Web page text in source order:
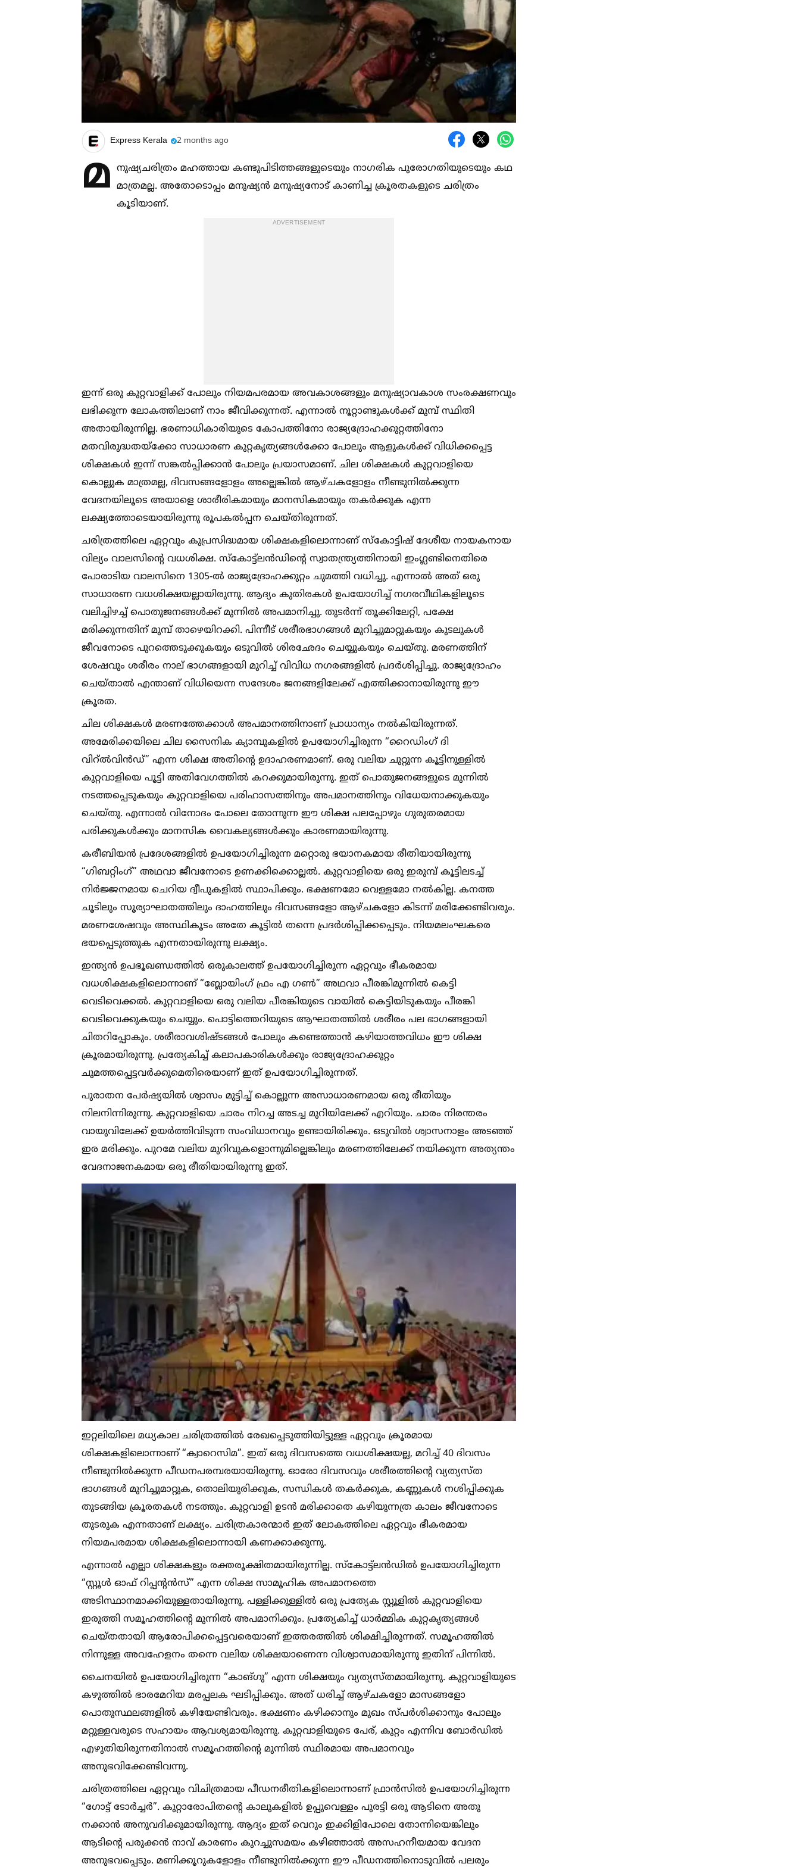
Express Kerala 2 months ago
മ നുഷ്യചരിത്രം മഹത്തായ കണ്ടുപിടിത്തങ്ങളുടെയും നാഗരിക പുരോഗതിയുടെയും കഥ
മാത്രമല്ല. അതോടൊപ്പം മനുഷ്യൻ മനുഷ്യനോട് കാണിച്ച ക്രൂരതകളുടെ ചരിത്രം
കൂടിയാണ്.
ADVERTISEMENT
ഇന്ന് ഒരു കുറ്റവാളിക്ക് പോലും നിയമപരമായ അവകാശങ്ങളും മനുഷ്യാവകാശ സംരക്ഷണവും
ലഭിക്കുന്ന ലോകത്തിലാണ് നാം ജീവിക്കുന്നത്. എന്നാല്‍ നൂറ്റാണ്ടുകള്‍ക്ക് മുമ്പ് സ്ഥിതി
അതായിരുന്നില്ല. ഭരണാധികാരിയുടെ കോപത്തിനോ രാജ്യദ്രോഹക്കുറ്റത്തിനോ
മതവിരുദ്ധതയ്ക്കോ സാധാരണ കുറ്റകൃത്യങ്ങള്‍ക്കോ പോലും ആളുകള്‍ക്ക് വിധിക്കപ്പെട്ട
ശിക്ഷകള്‍ ഇന്ന് സങ്കല്‍പ്പിക്കാൻ പോലും പ്രയാസമാണ്. ചില ശിക്ഷകള്‍ കുറ്റവാളിയെ
കൊല്ലുക മാത്രമല്ല, ദിവസങ്ങളോളം അല്ലെങ്കില്‍ ആഴ്ചകളോളം നീണ്ടുനില്‍ക്കുന്ന
വേദനയിലൂടെ അയാളെ ശാരീരികമായും മാനസികമായും തകർക്കുക എന്ന
ലക്ഷ്യത്തോടെയായിരുന്നു രൂപകല്‍പ്പന ചെയ്തിരുന്നത്.
ചരിത്രത്തിലെ ഏറ്റവും കുപ്രസിദ്ധമായ ശിക്ഷകളിലൊന്നാണ് സ്കോട്ടിഷ് ദേശീയ നായകനായ
വില്യം വാലസിന്റെ വധശിക്ഷ. സ്കോട്ട്ലൻഡിന്റെ സ്വാതന്ത്ര്യത്തിനായി ഇംഗ്ലണ്ടിനെതിരെ
പോരാടിയ വാലസിനെ 1305-ല്‍ രാജ്യദ്രോഹക്കുറ്റം ചുമത്തി വധിച്ചു. എന്നാല്‍ അത് ഒരു
സാധാരണ വധശിക്ഷയല്ലായിരുന്നു. ആദ്യം കുതിരകള്‍ ഉപയോഗിച്ച്‌ നഗരവീഥികളിലൂടെ
വലിച്ചിഴച്ച്‌ പൊതുജനങ്ങള്‍ക്ക് മുന്നില്‍ അപമാനിച്ചു. തുടർന്ന് തൂക്കിലേറ്റി, പക്ഷേ
മരിക്കുന്നതിന് മുമ്പ് താഴെയിറക്കി. പിന്നീട് ശരീരഭാഗങ്ങള്‍ മുറിച്ചുമാറ്റുകയും കുടലുകള്‍
ജീവനോടെ പുറത്തെടുക്കുകയും ഒടുവില്‍ ശിരഛേദം ചെയ്യുകയും ചെയ്തു. മരണത്തിന്
ശേഷവും ശരീരം നാല് ഭാഗങ്ങളായി മുറിച്ച്‌ വിവിധ നഗരങ്ങളില്‍ പ്രദർശിപ്പിച്ചു. രാജ്യദ്രോഹം
ചെയ്താല്‍ എന്താണ് വിധിയെന്ന സന്ദേശം ജനങ്ങളിലേക്ക് എത്തിക്കാനായിരുന്നു ഈ
ക്രൂരത.
ചില ശിക്ഷകള്‍ മരണത്തേക്കാള്‍ അപമാനത്തിനാണ് പ്രാധാന്യം നല്‍കിയിരുന്നത്.
അമേരിക്കയിലെ ചില സൈനിക ക്യാമ്പുകളില്‍ ഉപയോഗിച്ചിരുന്ന “റൈഡിംഗ് ദി
വിറ്ല്‍വിൻഡ്” എന്ന ശിക്ഷ അതിന്റെ ഉദാഹരണമാണ്. ഒരു വലിയ ചുറ്റുന്ന കൂട്ടിനുള്ളില്‍
കുറ്റവാളിയെ പൂട്ടി അതിവേഗത്തില്‍ കറക്കുമായിരുന്നു. ഇത് പൊതുജനങ്ങളുടെ മുന്നില്‍
നടത്തപ്പെടുകയും കുറ്റവാളിയെ പരിഹാസത്തിനും അപമാനത്തിനും വിധേയനാക്കുകയും
ചെയ്തു. എന്നാല്‍ വിനോദം പോലെ തോന്നുന്ന ഈ ശിക്ഷ പലപ്പോഴും ഗുരുതരമായ
പരിക്കുകള്‍ക്കും മാനസിക വൈകല്യങ്ങള്‍ക്കും കാരണമായിരുന്നു.
കരീബിയൻ പ്രദേശങ്ങളില്‍ ഉപയോഗിച്ചിരുന്ന മറ്റൊരു ഭയാനകമായ രീതിയായിരുന്നു
“ഗിബറ്റിംഗ്” അഥവാ ജീവനോടെ ഉണക്കിക്കൊല്ലല്‍. കുറ്റവാളിയെ ഒരു ഇരുമ്പ് കൂട്ടിലടച്ച്‌
നിർജ്ജനമായ ചെറിയ ദ്വീപുകളില്‍ സ്ഥാപിക്കും. ഭക്ഷണമോ വെള്ളമോ നല്‍കില്ല. കനത്ത
ചൂടിലും സൂര്യാഘാതത്തിലും ദാഹത്തിലും ദിവസങ്ങളോ ആഴ്ചകളോ കിടന്ന് മരിക്കേണ്ടിവരും.
മരണശേഷവും അസ്ഥികൂടം അതേ കൂട്ടില്‍ തന്നെ പ്രദർശിപ്പിക്കപ്പെടും. നിയമലംഘകരെ
ഭയപ്പെടുത്തുക എന്നതായിരുന്നു ലക്ഷ്യം.
ഇന്ത്യൻ ഉപഭൂഖണ്ഡത്തില്‍ ഒരുകാലത്ത് ഉപയോഗിച്ചിരുന്ന ഏറ്റവും ഭീകരമായ
വധശിക്ഷകളിലൊന്നാണ് “ബ്ലോയിംഗ് ഫ്രം എ ഗണ്‍” അഥവാ പീരങ്കിമുന്നില്‍ കെട്ടി
വെടിവെക്കല്‍. കുറ്റവാളിയെ ഒരു വലിയ പീരങ്കിയുടെ വായില്‍ കെട്ടിയിടുകയും പീരങ്കി
വെടിവെക്കുകയും ചെയ്യും. പൊട്ടിത്തെറിയുടെ ആഘാതത്തില്‍ ശരീരം പല ഭാഗങ്ങളായി
ചിതറിപ്പോകും. ശരീരാവശിഷ്ടങ്ങള്‍ പോലും കണ്ടെത്താൻ കഴിയാത്തവിധം ഈ ശിക്ഷ
ക്രൂരമായിരുന്നു. പ്രത്യേകിച്ച്‌ കലാപകാരികള്‍ക്കും രാജ്യദ്രോഹക്കുറ്റം
ചുമത്തപ്പെട്ടവർക്കുമെതിരെയാണ് ഇത് ഉപയോഗിച്ചിരുന്നത്.
പുരാതന പേർഷ്യയില്‍ ശ്വാസം മുട്ടിച്ച്‌ കൊല്ലുന്ന അസാധാരണമായ ഒരു രീതിയും
നിലനിന്നിരുന്നു. കുറ്റവാളിയെ ചാരം നിറച്ച അടച്ച മുറിയിലേക്ക് എറിയും. ചാരം നിരന്തരം
വായുവിലേക്ക് ഉയർത്തിവിടുന്ന സംവിധാനവും ഉണ്ടായിരിക്കും. ഒടുവില്‍ ശ്വാസനാളം അടഞ്ഞ്
ഇര മരിക്കും. പുറമേ വലിയ മുറിവുകളൊന്നുമില്ലെങ്കിലും മരണത്തിലേക്ക് നയിക്കുന്ന അത്യന്തം
വേദനാജനകമായ ഒരു രീതിയായിരുന്നു ഇത്.
ഇറ്റലിയിലെ മധ്യകാല ചരിത്രത്തില്‍ രേഖപ്പെടുത്തിയിട്ടുള്ള ഏറ്റവും ക്രൂരമായ
ശിക്ഷകളിലൊന്നാണ് “ക്വാറെസിമ”. ഇത് ഒരു ദിവസത്തെ വധശിക്ഷയല്ല, മറിച്ച്‌ 40 ദിവസം
നീണ്ടുനില്‍ക്കുന്ന പീഡനപരമ്പരയായിരുന്നു. ഓരോ ദിവസവും ശരീരത്തിന്റെ വ്യത്യസ്ത
ഭാഗങ്ങള്‍ മുറിച്ചുമാറ്റുക, തൊലിയുരിക്കുക, സന്ധികള്‍ തകർക്കുക, കണ്ണുകള്‍ നശിപ്പിക്കുക
തുടങ്ങിയ ക്രൂരതകള്‍ നടത്തും. കുറ്റവാളി ഉടൻ മരിക്കാതെ കഴിയുന്നത്ര കാലം ജീവനോടെ
തുടരുക എന്നതാണ് ലക്ഷ്യം. ചരിത്രകാരന്മാർ ഇത് ലോകത്തിലെ ഏറ്റവും ഭീകരമായ
നിയമപരമായ ശിക്ഷകളിലൊന്നായി കണക്കാക്കുന്നു.
എന്നാല്‍ എല്ലാ ശിക്ഷകളും രക്തരൂക്ഷിതമായിരുന്നില്ല. സ്കോട്ട്ലൻഡില്‍ ഉപയോഗിച്ചിരുന്ന
“സ്റ്റൂള്‍ ഓഫ് റിപ്പന്റൻസ്” എന്ന ശിക്ഷ സാമൂഹിക അപമാനത്തെ
അടിസ്ഥാനമാക്കിയുള്ളതായിരുന്നു. പള്ളിക്കുള്ളില്‍ ഒരു പ്രത്യേക സ്റ്റൂളില്‍ കുറ്റവാളിയെ
ഇരുത്തി സമൂഹത്തിന്റെ മുന്നില്‍ അപമാനിക്കും. പ്രത്യേകിച്ച്‌ ധാർമ്മിക കുറ്റകൃത്യങ്ങള്‍
ചെയ്തതായി ആരോപിക്കപ്പെട്ടവരെയാണ് ഇത്തരത്തില്‍ ശിക്ഷിച്ചിരുന്നത്. സമൂഹത്തില്‍
നിന്നുള്ള അവഹേളനം തന്നെ വലിയ ശിക്ഷയാണെന്ന വിശ്വാസമായിരുന്നു ഇതിന് പിന്നില്‍.
ചൈനയില്‍ ഉപയോഗിച്ചിരുന്ന “കാങ്ഗു” എന്ന ശിക്ഷയും വ്യത്യസ്തമായിരുന്നു. കുറ്റവാളിയുടെ
കഴുത്തില്‍ ഭാരമേറിയ മരപ്പലക ഘടിപ്പിക്കും. അത് ധരിച്ച്‌ ആഴ്ചകളോ മാസങ്ങളോ
പൊതുസ്ഥലങ്ങളില്‍ കഴിയേണ്ടിവരും. ഭക്ഷണം കഴിക്കാനും മുഖം സ്പർശിക്കാനും പോലും
മറ്റുള്ളവരുടെ സഹായം ആവശ്യമായിരുന്നു. കുറ്റവാളിയുടെ പേര്, കുറ്റം എന്നിവ ബോർഡില്‍
എഴുതിയിരുന്നതിനാല്‍ സമൂഹത്തിന്റെ മുന്നില്‍ സ്ഥിരമായ അപമാനവും
അനുഭവിക്കേണ്ടിവന്നു.
ചരിത്രത്തിലെ ഏറ്റവും വിചിത്രമായ പീഡനരീതികളിലൊന്നാണ് ഫ്രാൻസില്‍ ഉപയോഗിച്ചിരുന്ന
“ഗോട്ട് ടോർച്ചർ”. കുറ്റാരോപിതന്റെ കാലുകളില്‍ ഉപ്പുവെള്ളം പുരട്ടി ഒരു ആടിനെ അതു
നക്കാൻ അനുവദിക്കുമായിരുന്നു. ആദ്യം ഇത് വെറും ഇക്കിളിപോലെ തോന്നിയെങ്കിലും
ആടിന്റെ പരുക്കൻ നാവ് കാരണം കുറച്ചുസമയം കഴിഞ്ഞാല്‍ അസഹനീയമായ വേദന
അനുഭവപ്പെടും. മണിക്കൂറുകളോളം നീണ്ടുനില്‍ക്കുന്ന ഈ പീഡനത്തിനൊടുവില്‍ പലരും